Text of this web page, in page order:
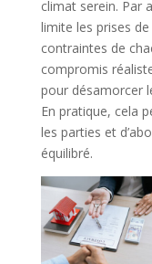
climat serein. Par
limite les prises
contraintes de
compromis
pour désamorcer
En pratique, cela
les parties et
équilibré.